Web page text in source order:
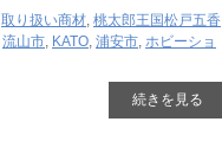
取り扱い商材, 桃太郎王国松戸五香
流山市, KATO, 浦安市, ホビーショ
続きを見る